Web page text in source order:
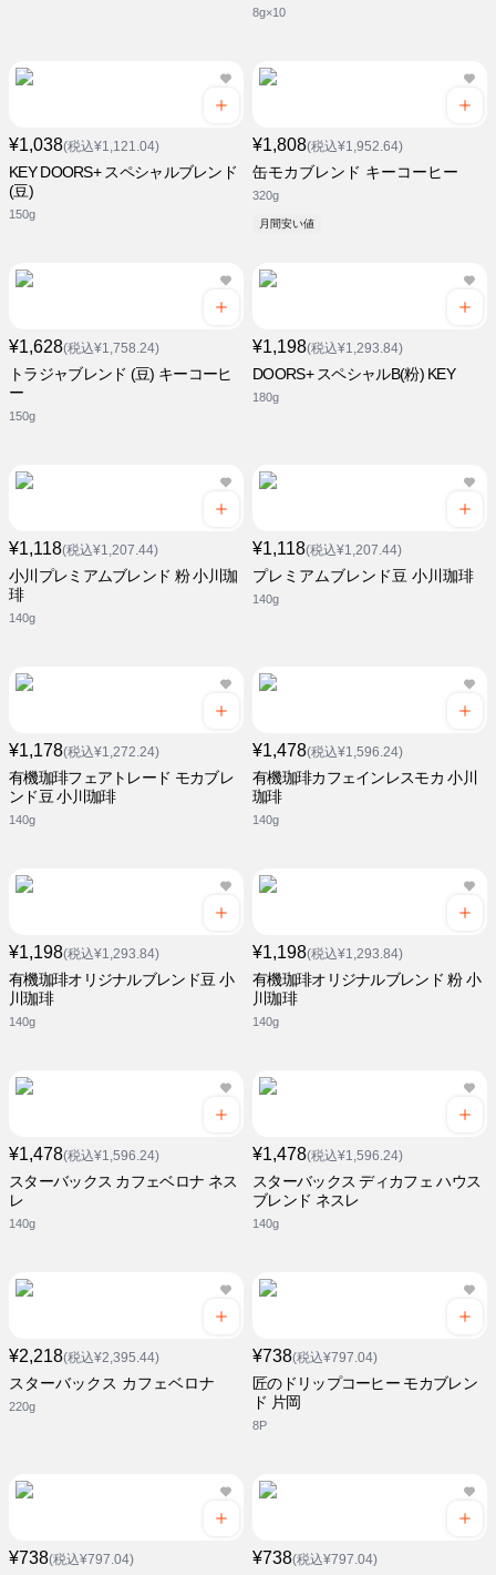
8g×10
¥1,038(税込¥1,121.04)
KEY DOORS+ スペシャルブレンド
(豆)
150g
¥1,808(税込¥1,952.64)
缶モカブレンド キーコーヒー
320g
月間安い値
¥1,628(税込¥1,758.24)
トラジャブレンド (豆) キーコーヒ
ー
150g
¥1,198(税込¥1,293.84)
DOORS+ スペシャルB(粉) KEY
180g
¥1,118(税込¥1,207.44)
小川プレミアムブレンド 粉 小川珈
琲
140g
¥1,118(税込¥1,207.44)
プレミアムブレンド豆 小川珈琲
140g
¥1,178(税込¥1,272.24)
有機珈琲フェアトレード モカブレ
ンド豆 小川珈琲
140g
¥1,478(税込¥1,596.24)
有機珈琲カフェインレスモカ 小川
珈琲
140g
¥1,198(税込¥1,293.84)
有機珈琲オリジナルブレンド豆 小
川珈琲
140g
¥1,198(税込¥1,293.84)
有機珈琲オリジナルブレンド 粉 小
川珈琲
140g
¥1,478(税込¥1,596.24)
スターバックス カフェベロナ ネス
レ
140g
¥1,478(税込¥1,596.24)
スターバックス ディカフェ ハウス
ブレンド ネスレ
140g
¥2,218(税込¥2,395.44)
スターバックス カフェベロナ
220g
¥738(税込¥797.04)
匠のドリップコーヒー モカブレン
ド 片岡
8P
¥738(税込¥797.04) ¥738(税込¥797.04)